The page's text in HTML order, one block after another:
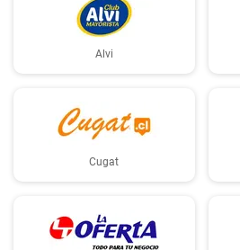
Alvi
Cugat